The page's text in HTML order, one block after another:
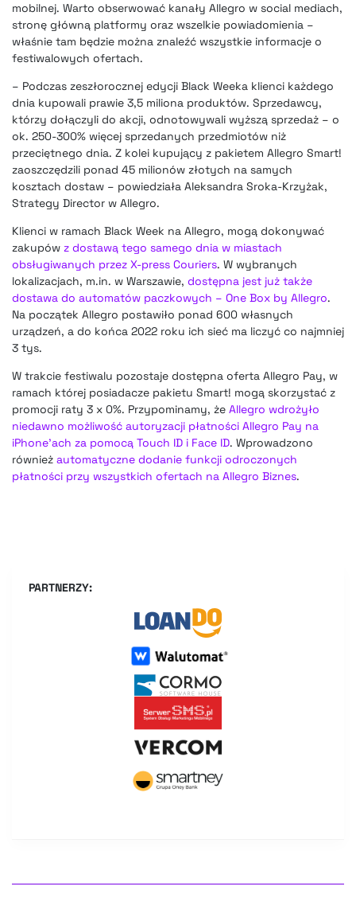
mobilnej. Warto obserwować kanały Allegro w social mediach,
stronę główną platformy oraz wszelkie powiadomienia –
właśnie tam będzie można znaleźć wszystkie informacje o
festiwalowych ofertach.
– Podczas zeszłorocznej edycji Black Weeka klienci każdego
dnia kupowali prawie 3,5 miliona produktów. Sprzedawcy,
którzy dołączyli do akcji, odnotowywali wyższą sprzedaż – o
ok. 250-300% więcej sprzedanych przedmiotów niż
przeciętnego dnia. Z kolei kupujący z pakietem Allegro Smart!
zaoszczędzili ponad 45 milionów złotych na samych
kosztach dostaw – powiedziała Aleksandra Sroka-Krzyżak,
Strategy Director w Allegro.
Klienci w ramach Black Week na Allegro, mogą dokonywać
zakupów z dostawą tego samego dnia w miastach
obsługiwanych przez X-press Couriers. W wybranych
lokalizacjach, m.in. w Warszawie, dostępna jest już także
dostawa do automatów paczkowych – One Box by Allegro.
Na początek Allegro postawiło ponad 600 własnych
urządzeń, a do końca 2022 roku ich sieć ma liczyć co najmniej
3 tys.
W trakcie festiwalu pozostaje dostępna oferta Allegro Pay, w
ramach której posiadacze pakietu Smart! mogą skorzystać z
promocji raty 3 x 0%. Przypominamy, że Allegro wdrożyło
niedawno możliwość autoryzacji płatności Allegro Pay na
iPhone’ach za pomocą Touch ID i Face ID. Wprowadzono
również automatyczne dodanie funkcji odroczonych
płatności przy wszystkich ofertach na Allegro Biznes.
PARTNERZY: